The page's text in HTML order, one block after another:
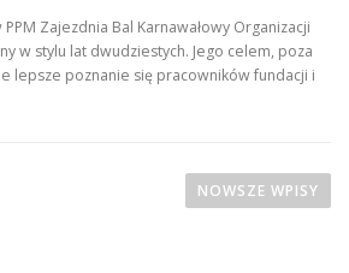
Zajezdnia Bal Karnawałowy Organizacji
w stylu lat dwudziestych. Jego celem, poza
lepsze poznanie się pracowników fundacji i
NOWSZE WPISY